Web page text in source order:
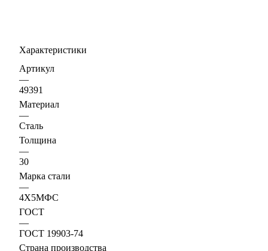
Характеристики
Артикул
—
49391
Материал
—
Сталь
Толщина
—
30
Марка стали
—
4Х5МФС
ГОСТ
—
ГОСТ 19903-74
Страна производства